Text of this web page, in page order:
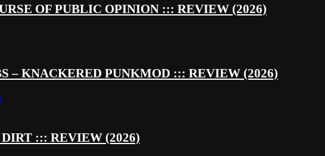
OF PUBLIC OPINION ::: REVIEW (2026)
– KNACKERED PUNKMOD ::: REVIEW (2026)
::: REVIEW (2026)